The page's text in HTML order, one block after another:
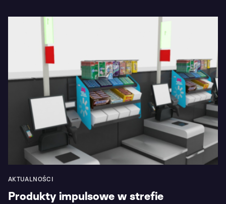
AKTUALNOŚCI
Produkty impulsowe w strefie